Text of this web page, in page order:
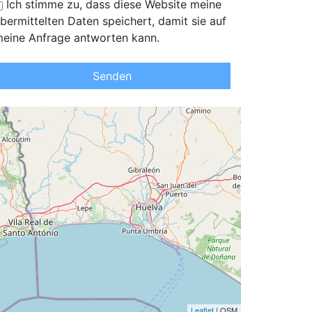
Ich stimme zu, dass diese Website meine
Daten speichert, damit sie auf
Anfrage antworten kann.
Senden